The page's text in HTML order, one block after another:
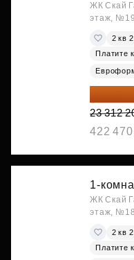
ЖК Скай
этаж,
2 кв
Платите
19 349
23 312
422 470
1-
ЖК Скай
этаж,
2 кв
Платите